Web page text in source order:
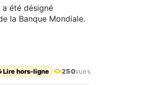
a été désigné
la Banque Mondiale.
Lire hors-ligne 250vues